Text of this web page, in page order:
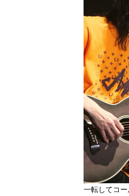
一転してコ